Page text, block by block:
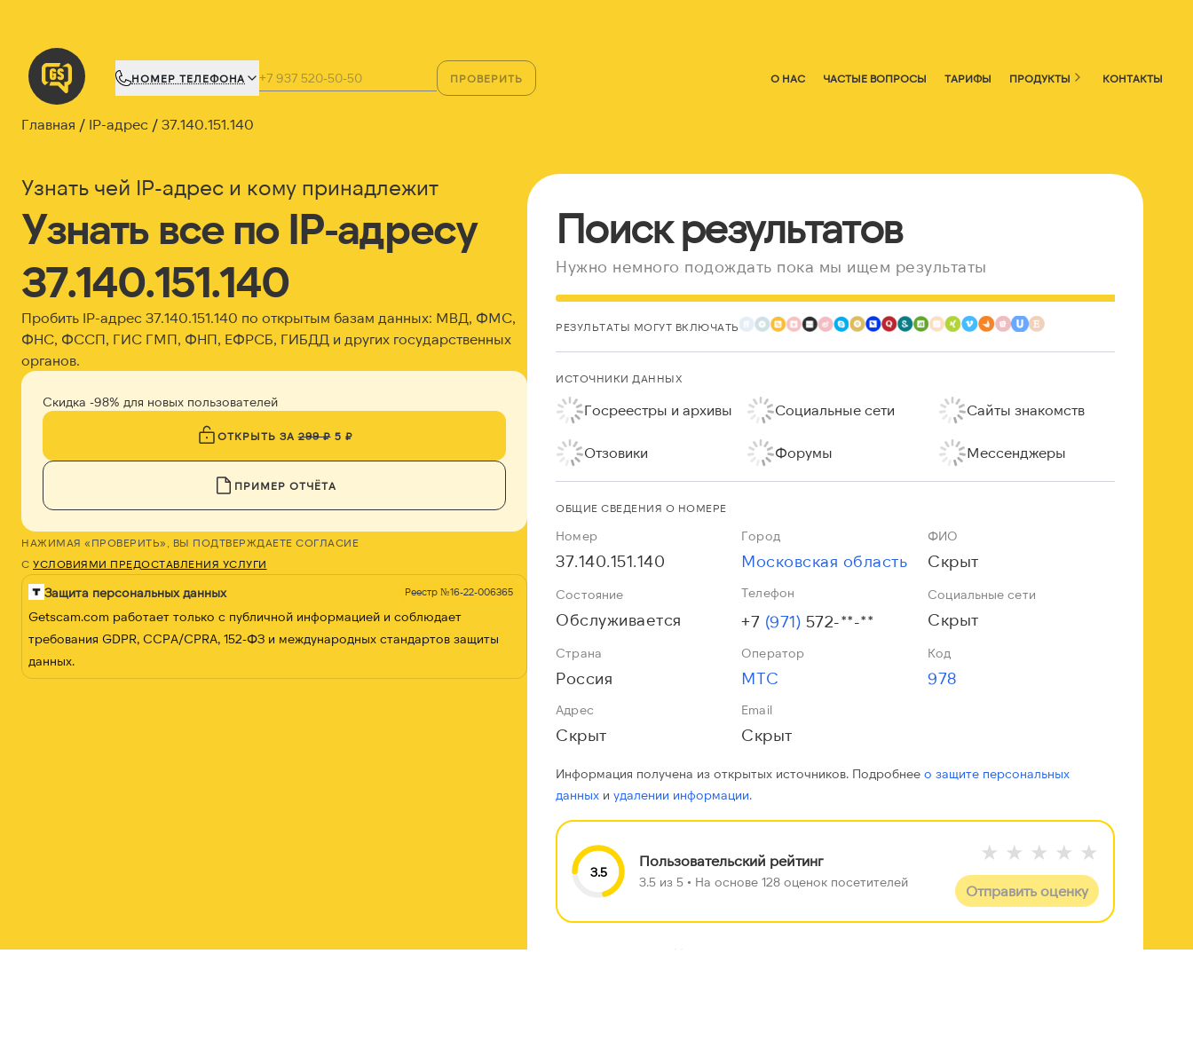
НОМЕР ТЕЛЕФОНА ПРОВЕРИТЬ О НАС ЧАСТЫЕ ВОПРОСЫ ТАРИФЫ ПРОДУКТЫ КОНТАКТЫ
Главная IP-адрес 37.140.151.140
Узнать чей IP-адрес и кому принадлежит
Узнать все по IP-адресу
37.140.151.140
Пробить IP-адрес 37.140.151.140 по открытым базам данных: МВД, ФМС,
ФНС, ФССП, ГИС ГМП, ФНП, ЕФРСБ, ГИБДД и других государственных
органов.
Скидка -98% для новых пользователей
ОТКРЫТЬ ЗА299 ₽5 ₽
ПРИМЕР ОТЧЁТА
НАЖИМАЯ «ПРОВЕРИТЬ», ВЫ ПОДТВЕРЖДАЕТЕ СОГЛАСИЕ
С УСЛОВИЯМИ ПРЕДОСТАВЛЕНИЯ УСЛУГИ
Защита персональных данных Реестр №16-22-006365
Getscam.com работает только с публичной информацией и соблюдает
требования GDPR, CCPA/CPRA, 152-ФЗ и международных стандартов защиты
данных.
Поиск результатов
Нужно немного подождать пока мы ищем результаты
РЕЗУЛЬТАТЫ МОГУТ ВКЛЮЧАТЬ
ИСТОЧНИКИ ДАННЫХ
Госреестры и архивы Социальные сети Сайты знакомств
Отзовики Форумы Мессенджеры
ОБЩИЕ СВЕДЕНИЯ О НОМЕРЕ
Номер
37.140.151.140
Город
Московская область
ФИО
Скрыт
Состояние
Обслуживается
Телефон
+7 (971) 572-**-**
Социальные сети
Скрыт
Страна
Россия
Оператор
МТС
Код
978
Адрес
Скрыт
Email
Скрыт
Информация получена из открытых источников. Подробнеео защите персональных
данных иудалении информации.
3.5
Пользовательский рейтинг
3.5 из 5 • На основе 128 оценок посетителей
★ ★ ★ ★ ★
Отправить оценку